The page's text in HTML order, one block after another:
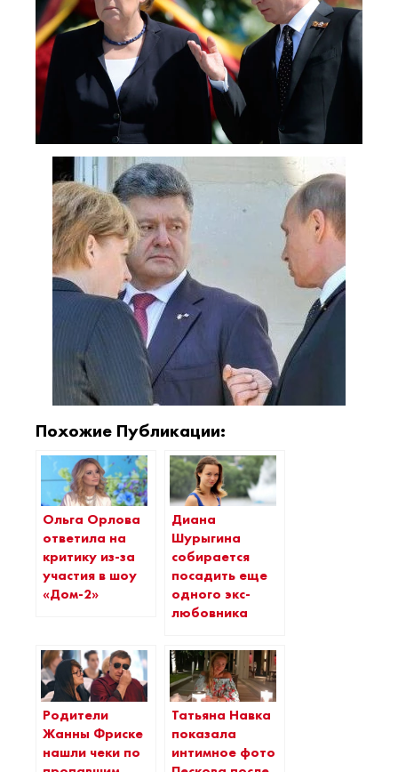
Похожие Публикации:
Ольга Орлова
ответила на
критику из-за
участия в шоу
«Дом-2»
Диана
Шурыгина
собирается
посадить еще
одного экс-
любовника
Родители
Жанны Фриске
нашли чеки по
Татьяна Навка
показала
интимное фото